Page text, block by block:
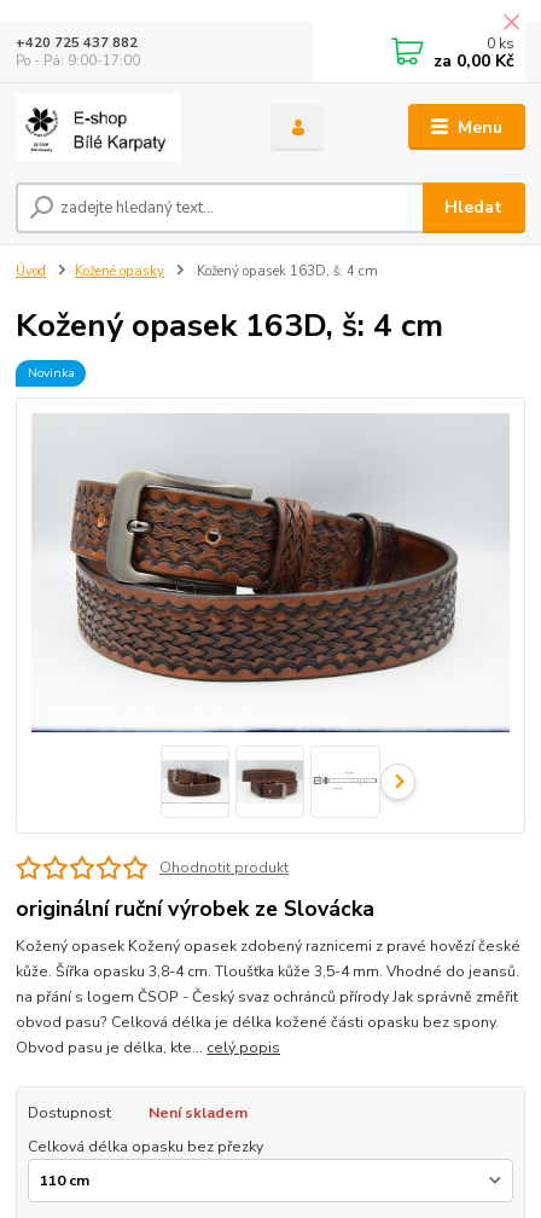
Menu
Hledat
+420 725 437 882
Po - Pá: 9:00-17:00
0 ks
za 0,00 Kč
Úvod Kožené opasky Kožený opasek 163D, š: 4 cm
Kožený opasek 163D, š: 4 cm
Novinka
Ohodnotit produkt
originální ruční výrobek ze Slovácka
Kožený opasek Kožený opasek zdobený raznicemi z pravé hovězí české
kůže. Šířka opasku 3,8-4 cm. Tloušťka kůže 3,5-4 mm. Vhodné do jeansů.
na přání s logem ČSOP - Český svaz ochránců přírody Jak správně změřit
obvod pasu? Celková délka je délka kožené části opasku bez spony.
Obvod pasu je délka, kte... celý popis
Dostupnost
Není skladem
Celková délka opasku bez přezky